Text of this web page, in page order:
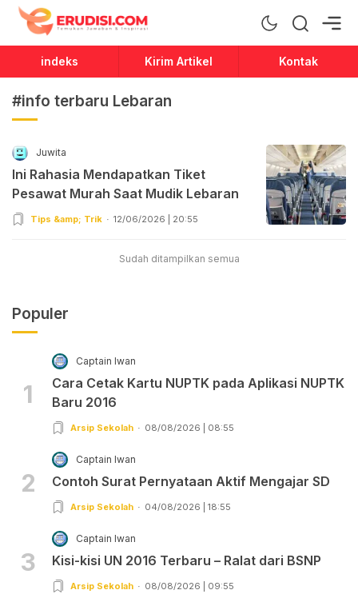
Erudisi
Temukan Jawaban dan Inspirasi
indeks Kirim Artikel Kontak
#info terbaru Lebaran
Juwita
Ini Rahasia Mendapatkan Tiket
Pesawat Murah Saat Mudik Lebaran
Tips &amp; Trik 12/06/2026 | 20:55
Sudah ditampilkan semua
Populer
1
Captain Iwan
Cara Cetak Kartu NUPTK pada Aplikasi NUPTK
Baru 2016
Arsip Sekolah 08/08/2026 | 08:55
2
Captain Iwan
Contoh Surat Pernyataan Aktif Mengajar SD
Arsip Sekolah 04/08/2026 | 18:55
3
Captain Iwan
Kisi-kisi UN 2016 Terbaru – Ralat dari BSNP
Arsip Sekolah 08/08/2026 | 09:55